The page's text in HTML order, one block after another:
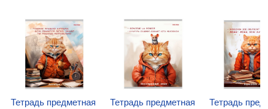
Тетрадь предметная
Тетрадь предметная
Тетрадь